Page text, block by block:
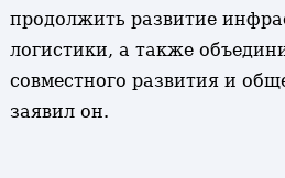
продолжить развитие
логистики, а также
совместного развития и
заявил он.